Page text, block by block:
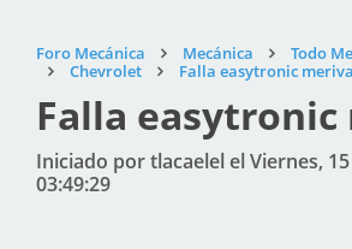
Foro Mecánica Mecánica
Todo
Chevrolet
Falla easytronic meriva
Falla easytronic
Iniciado por tlacaelel el Viernes,
03:49:29